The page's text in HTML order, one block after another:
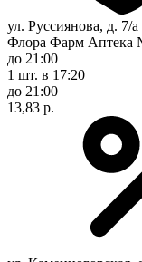
ул. Руссиянова, д. 7/
Флора Фарм Аптека
до 21:00
1 шт. в 17:20
до 21:00
13,83 р.